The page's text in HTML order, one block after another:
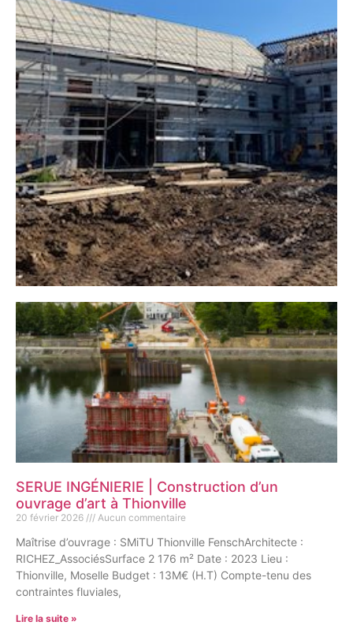
SERUE INGÉNIERIE | Construction d’un
ouvrage d’art à Thionville
20 février 2026 Aucun commentaire
Maîtrise d’ouvrage : SMiTU Thionville FenschArchitecte :
RICHEZ_AssociésSurface 2 176 m² Date : 2023 Lieu :
Thionville, Moselle Budget : 13M€ (H.T) Compte-tenu des
contraintes fluviales,
Lire la suite »